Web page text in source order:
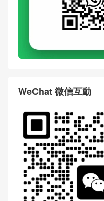
WeChat 微信互動